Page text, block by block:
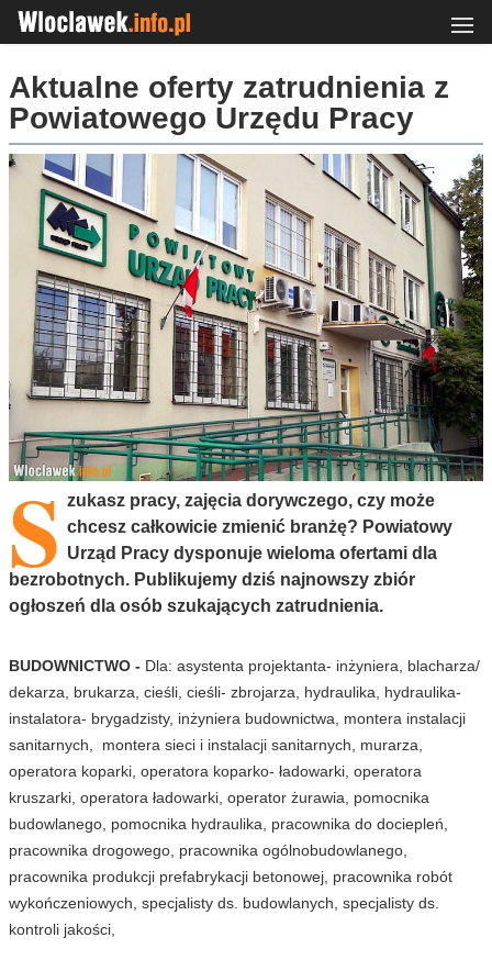
Aktualne oferty zatrudnienia z
Powiatowego Urzędu Pracy
S zukasz pracy, zajęcia dorywczego, czy może
chcesz całkowicie zmienić branżę? Powiatowy
Urząd Pracy dysponuje wieloma ofertami dla
bezrobotnych. Publikujemy dziś najnowszy zbiór
ogłoszeń dla osób szukających zatrudnienia.
BUDOWNICTWO - Dla: asystenta projektanta- inżyniera, blacharza/
dekarza, brukarza, cieśli, cieśli- zbrojarza, hydraulika, hydraulika-
instalatora- brygadzisty, inżyniera budownictwa, montera instalacji
sanitarnych, montera sieci i instalacji sanitarnych, murarza,
operatora koparki, operatora koparko- ładowarki, operatora
kruszarki, operatora ładowarki, operator żurawia, pomocnika
budowlanego, pomocnika hydraulika, pracownika do dociepleń,
pracownika drogowego, pracownika ogólnobudowlanego,
pracownika produkcji prefabrykacji betonowej, pracownika robót
wykończeniowych, specjalisty ds. budowlanych, specjalisty ds.
kontroli jakości,